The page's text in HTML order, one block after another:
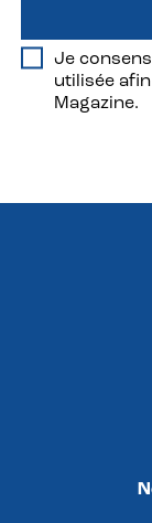
Je
utilisée
Magazine.